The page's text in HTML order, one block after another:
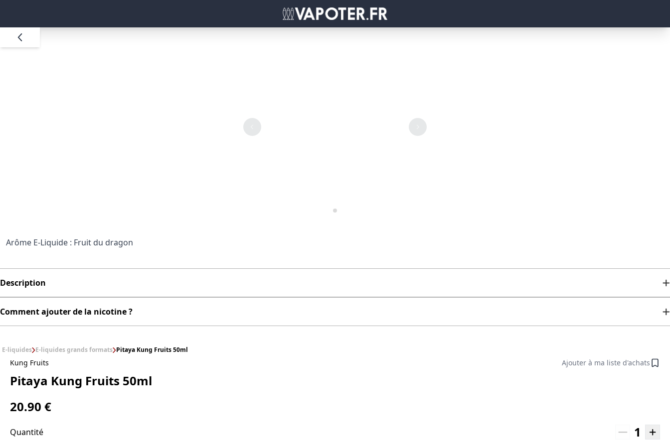
Arôme E-Liquide : Fruit du dragon
Description
Comment ajouter de la nicotine ?
E-liquides E-liquides grands formats Pitaya Kung Fruits 50ml
Kung Fruits Ajouter à ma liste d'achats
Pitaya Kung Fruits 50ml
20.90 €
Quantité 1